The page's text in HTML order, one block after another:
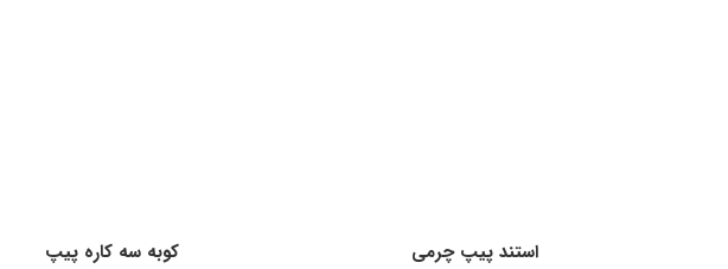
استند پیپ چرمی
کوبه سه کاره پیپ